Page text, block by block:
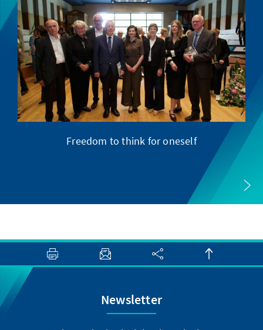
Freedom to think for oneself
Newsletter